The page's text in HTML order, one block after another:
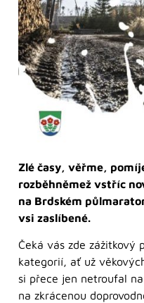
Zlé časy, věřme,
rozběhněmež vstříc
na Brdském
vsi zaslíbené.
Čeká vás zde zážitkový
kategorií, ať už
si přece jen netroufal
na zkrácenou